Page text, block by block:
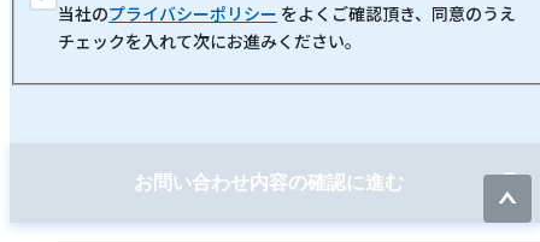
当社のプライバシーポリシー をよくご確認頂き、同意のうえ
チェックを入れて次にお進みください。
お問い合わせ内容の確認に進む